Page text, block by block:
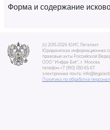
Форма и содержание
(c) 2015-2026 ЮИС Легалакт
Юридическая информационная
правовые акты Российской
ООО "Инфра-Бит", г. Москва.
телефон +7 (910) 050-65-67
электронная почта:
Политика по обработке